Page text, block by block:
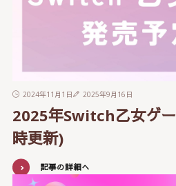
2024年11月1日 2025年9月16日
2025年Switch乙女ゲ
時更新)
記事の詳細へ